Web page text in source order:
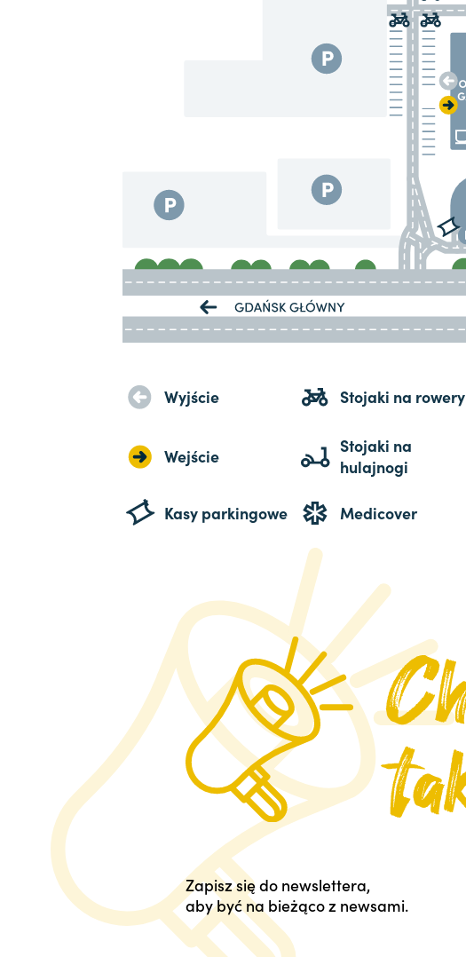
Wyjście Stojaki na rowery
Wejście
Stojaki na
hulajnogi
Kasy parkingowe Medicover
Zapisz się do newslettera,
aby być na bieżąco z newsami.